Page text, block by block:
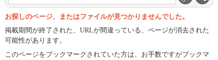
お探しのページ、またはファイルが見つかりませんでした。
掲載期間が終了された、URLが間違っている、ページが消去された
可能性があります。
このページをブックマークされていた方は、お手数ですがブックマ